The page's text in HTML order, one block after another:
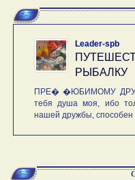
Leader-spb
РЫБАЛКУ
ПРЕ� �ЮБИМОМУ
тебя душа моя, ибо
нашей дружбы, способен